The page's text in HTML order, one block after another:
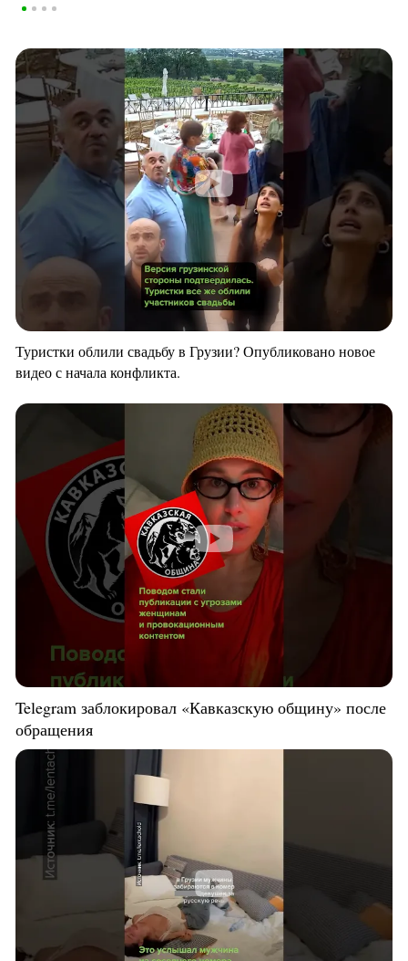
Туристки облили свадьбу в Грузии? Опубликовано новое
видео с начала конфликта.
Telegram заблокировал «Кавказскую общину» после
обращения